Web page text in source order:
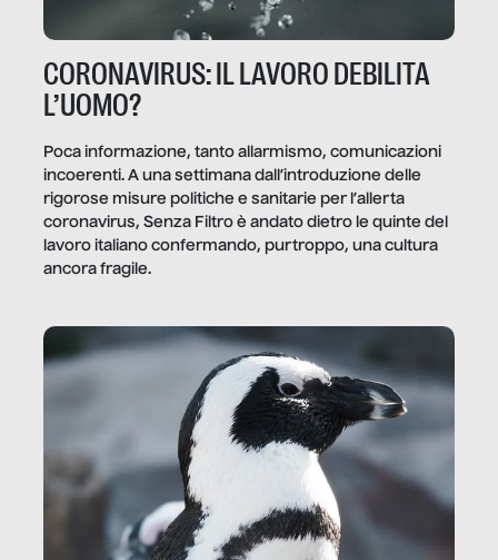
CORONAVIRUS: IL LAVORO DEBILITA
L’UOMO?
Poca informazione, tanto allarmismo, comunicazioni
incoerenti. A una settimana dall’introduzione delle
rigorose misure politiche e sanitarie per l’allerta
coronavirus, Senza Filtro è andato dietro le quinte del
lavoro italiano confermando, purtroppo, una cultura
ancora fragile.